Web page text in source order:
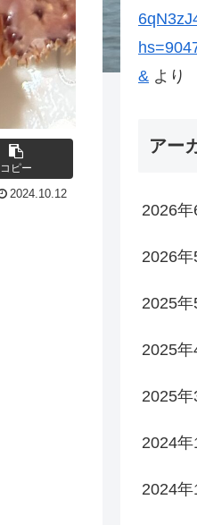
コピー
2024.10.12
& より
アー
2026年
2026年
2025年
2025年
2025年
2024年
2024年